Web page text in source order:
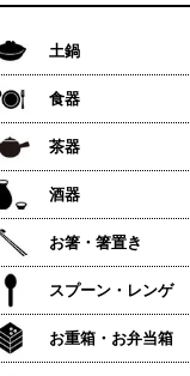
土鍋
食器
茶器
酒器
お箸・箸置き
スプーン・レンゲ
お重箱・お弁当箱